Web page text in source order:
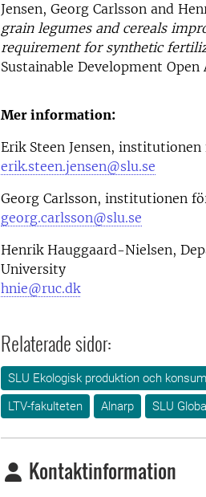
Jensen, Georg Carlsson and
grain legumes and cereals
requirement for synthetic
Sustainable Development Open
Mer information:
Erik Steen Jensen,
erik.steen.jensen@slu.se
Georg Carlsson, institutionen
georg.carlsson@slu.se
Henrik Hauggaard-Nielsen,
University
hnie@ruc.dk
Relaterade sidor:
SLU Ekologisk produktion och
LTV-fakulteten
Alnarp SLU
Kontaktinformation